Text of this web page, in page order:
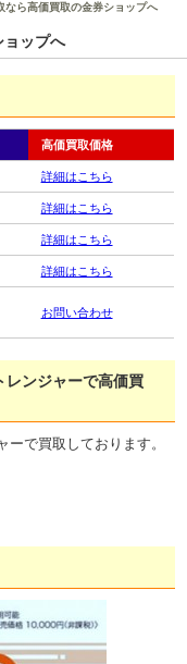
なら高価買取の金券ショップへ
ョップへ
高価買取価格
詳細はこちら
詳細はこちら
詳細はこちら
詳細はこちら
お問い合わせ
レンジャーで高価買
で買取しております。